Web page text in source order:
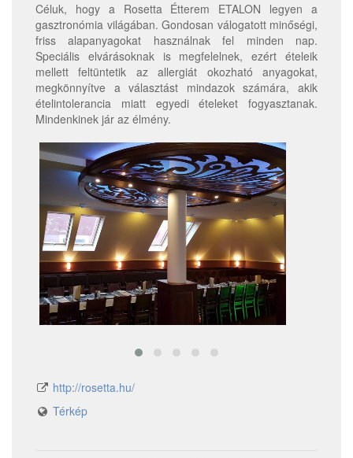
Céluk, hogy a Rosetta Étterem ETALON legyen a
gasztronómia világában. Gondosan válogatott minőségi,
friss alapanyagokat használnak fel minden nap.
Speciális elvárásoknak is megfelelnek, ezért ételeik
mellett feltüntetik az allergiát okozható anyagokat,
megkönnyítve a választást mindazok számára, akik
ételintolerancia miatt egyedi ételeket fogyasztanak.
Mindenkinek jár az élmény.
http://rosetta.hu/
Térkép